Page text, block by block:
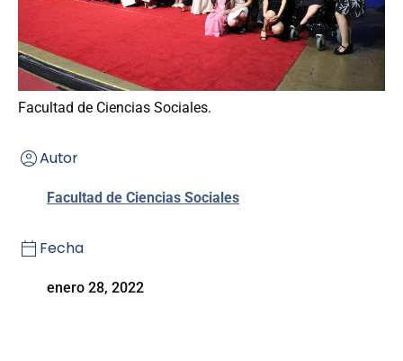
Facultad de Ciencias Sociales.
Autor
Facultad de Ciencias Sociales
Fecha
enero 28, 2022